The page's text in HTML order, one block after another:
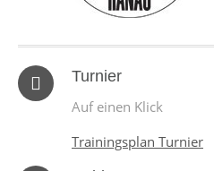
Turnier
Auf einen Klick
Trainingsplan Turnier